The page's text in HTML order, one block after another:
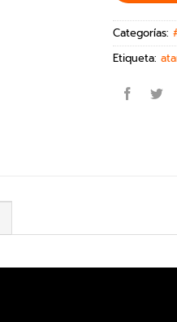
Categorías:
Etiqueta: